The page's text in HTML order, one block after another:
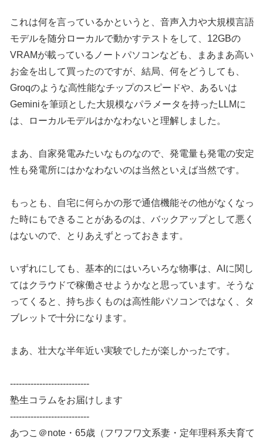
これは何を言っているかというと、音声入力や大規模言語
モデルを随分ローカルで動かすテストをして、12GBの
VRAMが載っているノートパソコンなども、まあまあ高い
お金を出して買ったのですが、結局、何をどうしても、
Groqのような高性能なチップのスピードや、あるいは
Geminiを筆頭とした大規模なパラメータを持ったLLMに
は、ローカルモデルはかなわないと理解しました。
まあ、自家発電みたいなものなので、発電量も発電の安定
性も発電所にはかなわないのは当然といえば当然です。
もっとも、自宅に何らかの形で通信機能その他がなくなっ
た時にもできることがあるのは、バックアップとして悪く
はないので、とりあえずとっておきます。
いずれにしても、基本的にはいろいろな物事は、AIに関し
てはクラウドで稼働させようかなと思っています。そうな
ってくると、持ち歩くものは高性能パソコンではなく、タ
ブレットで十分になります。
まあ、壮大な半年近い実験でしたが楽しかったです。
---------------------------
塾生コラムをお届けします
---------------------------
あつこ＠note・65歳（フワフワ文系妻・定年理科系夫育て